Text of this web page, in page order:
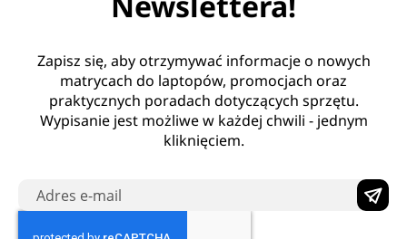
Zapisz się, aby otrzymywać informacje o nowych
matrycach do laptopów, promocjach oraz
praktycznych poradach dotyczących sprzętu.
Wypisanie jest możliwe w każdej chwili - jednym
kliknięciem.